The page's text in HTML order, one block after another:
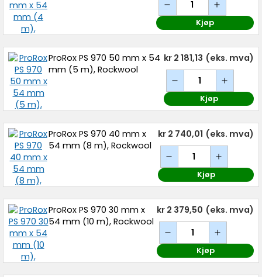
Kjøp
ProRox PS 970 50 mm x 54
mm (5 m), Rockwool
kr 2 181,13 (eks. mva)
Kjøp
ProRox PS 970 40 mm x
54 mm (8 m), Rockwool
kr 2 740,01 (eks. mva)
Kjøp
ProRox PS 970 30 mm x
54 mm (10 m), Rockwool
kr 2 379,50 (eks. mva)
Kjøp